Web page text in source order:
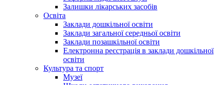
Залишки лікарських засобів
Освіта
Заклади дошкільної освіти
Заклади загальної середньої освіти
Заклади позашкільної освіти
Електронна реєстрація в заклади дошкільної
освіти
Культура та спорт
Музеї